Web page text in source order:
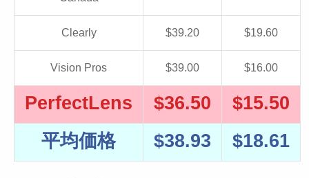
Clearly $39.20 $19.60
Vision Pros $39.00 $16.00
PerfectLens $36.50
$15.50
平均価格
$38.93 $18.61